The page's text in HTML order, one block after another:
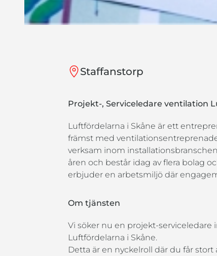
Staffanstorp
Projekt-, Serviceledare ventilation
Luftfördelarna i Skåne är ett
främst med
verksam inom
åren och består idag av flera bolag
erbjuder en arbetsmiljö där
Om tjänsten
Vi söker nu en projekt-serviceledare
Luftfördelarna i Skåne.
Detta är en nyckelroll där du får